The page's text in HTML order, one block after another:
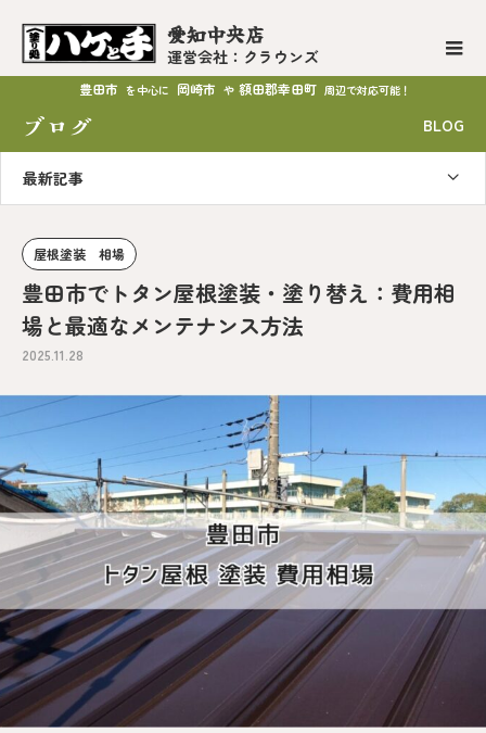
愛知中央店
運営会社：クラウンズ
豊田市 を中心に 岡崎市 や 額田郡幸田町 周辺で対応可能！
ブログ BLOG
最新記事
屋根塗装 相場
豊田市でトタン屋根塗装・塗り替え：費用相
場と最適なメンテナンス方法
2025.11.28